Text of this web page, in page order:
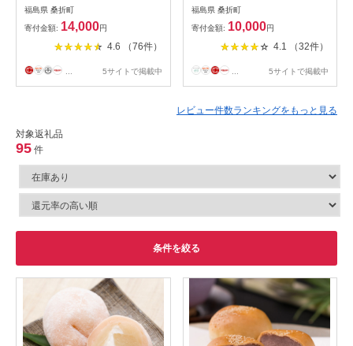
福島県 桑折町
寄付金額: 14,000円
4.6 （76件）
... 5サイトで掲載中
0004】
福島県 桑折町
寄付金額: 10,000円
4.1 （32件）
... 5サイトで掲載中
レビュー件数ランキングをもっと見る
対象返礼品
95 件
条件を絞る